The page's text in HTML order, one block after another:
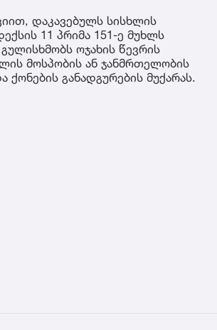
დაკავებულს სისხლის
11 პრიმა 151-ე მუხლს
ოჯახის წევრის
მოსპობის ან ჯანმრთელობის
ქონების განადგურების მუქარას.